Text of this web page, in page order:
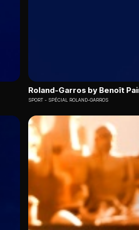
Roland-Garros by Benoît
SPORT SPÉCIAL ROLAND-GARROS